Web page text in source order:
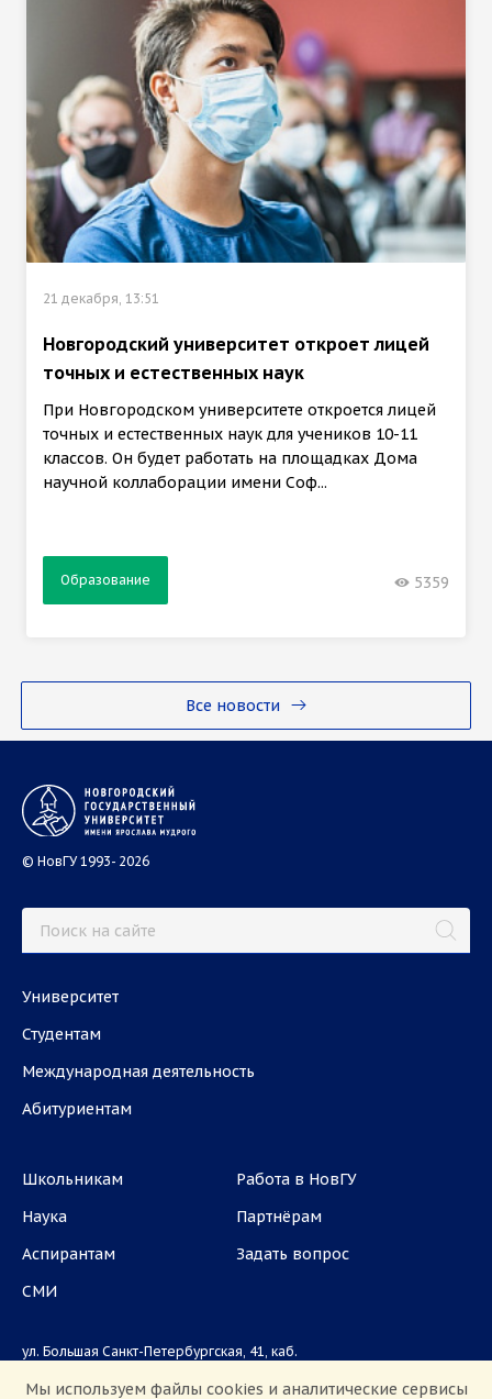
Все новости
21 декабря, 13:51
Новгородский университет откроет лицей
точных и естественных наук
При Новгородском университете откроется лицей
точных и естественных наук для учеников 10-11
классов. Он будет работать на площадках Дома
научной коллаборации имени Соф...
Образование 5359
© НовГУ 1993- 2026
Университет
Студентам
Международная деятельность
Абитуриентам
Школьникам
Наука
Аспирантам
СМИ
Работа в НовГУ
Партнёрам
Задать вопрос
ул. Большая Санкт-Петербургская, 41, каб.
Мы используем файлы cookies и аналитические сервисы